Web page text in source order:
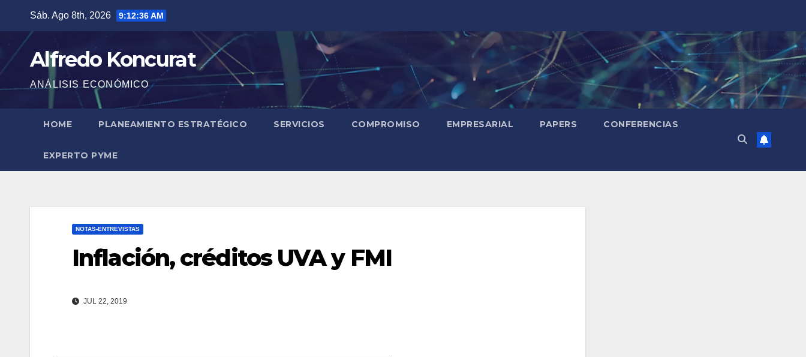
contenido
Sáb. Ago 8th, 2026 9:12:36 AM
Alfredo Koncurat
ANÁLISIS ECONÓMICO
HOME PLANEAMIENTO ESTRATÉGICO SERVICIOS COMPROMISO EMPRESARIAL PAPERS CONFERENCIAS
EXPERTO PYME
NOTAS-ENTREVISTAS
Inflación, créditos UVA y FMI
JUL 22, 2019